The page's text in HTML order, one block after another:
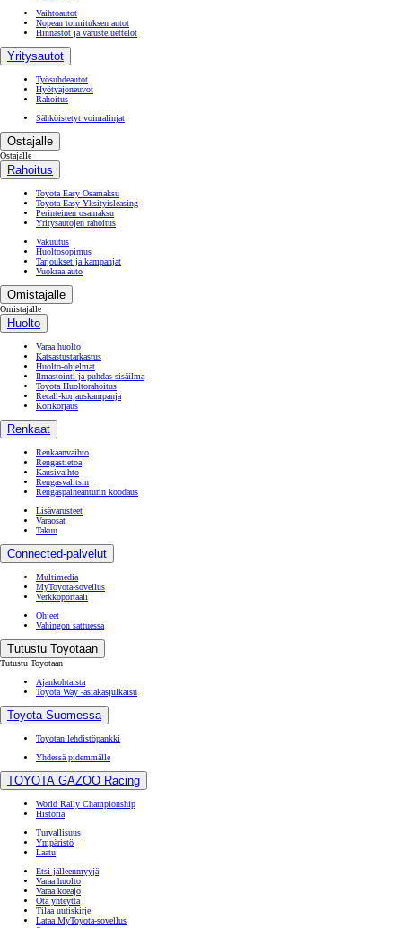
Vaihtoautot
Nopean toimituksen autot
Hinnastot ja varusteluettelot
Yritysautot
Työsuhdeautot
Hyötyajoneuvot
Rahoitus
Sähköistetyt voimalinjat
Ostajalle
Ostajalle
Rahoitus
Toyota Easy Osamaksu
Toyota Easy Yksityisleasing
Perinteinen osamaksu
Yritysautojen rahoitus
Vakuutus
Huoltosopimus
Tarjoukset ja kampanjat
Vuokraa auto
Omistajalle
Omistajalle
Huolto
Varaa huolto
Katsastustarkastus
Huolto-ohjelmat
Ilmastointi ja puhdas sisäilma
Toyota Huoltorahoitus
Recall-korjauskampanja
Korikorjaus
Renkaat
Renkaanvaihto
Rengastietoa
Kausivaihto
Rengasvalitsin
Rengaspaineanturin koodaus
Lisävarusteet
Varaosat
Takuu
Connected-palvelut
Multimedia
MyToyota-sovellus
Verkkoportaali
Ohjeet
Vahingon sattuessa
Tutustu Toyotaan
Tutustu Toyotaan
Ajankohtaista
Toyota Way -asiakasjulkaisu
Toyota Suomessa
Toyotan lehdistöpankki
Yhdessä pidemmälle
TOYOTA GAZOO Racing
World Rally Championship
Historia
Turvallisuus
Ympäristö
Laatu
Etsi jälleenmyyjä
Varaa huolto
Varaa koeajo
Ota yhteyttä
Tilaa uutiskirje
Lataa MyToyota-sovellus